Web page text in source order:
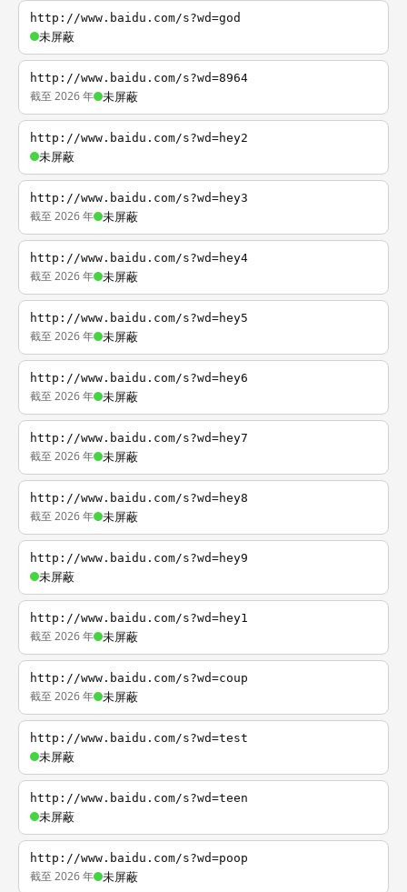
http://www.baidu.com/s?wd=god
未屏蔽
http://www.baidu.com/s?wd=8964
截至 2026 年 未屏蔽
http://www.baidu.com/s?wd=hey2
未屏蔽
http://www.baidu.com/s?wd=hey3
截至 2026 年 未屏蔽
http://www.baidu.com/s?wd=hey4
截至 2026 年 未屏蔽
http://www.baidu.com/s?wd=hey5
截至 2026 年 未屏蔽
http://www.baidu.com/s?wd=hey6
截至 2026 年 未屏蔽
http://www.baidu.com/s?wd=hey7
截至 2026 年 未屏蔽
http://www.baidu.com/s?wd=hey8
截至 2026 年 未屏蔽
http://www.baidu.com/s?wd=hey9
未屏蔽
http://www.baidu.com/s?wd=hey1
截至 2026 年 未屏蔽
http://www.baidu.com/s?wd=coup
截至 2026 年 未屏蔽
http://www.baidu.com/s?wd=test
未屏蔽
http://www.baidu.com/s?wd=teen
未屏蔽
http://www.baidu.com/s?wd=poop
截至 2026 年 未屏蔽